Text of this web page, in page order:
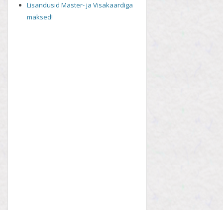
Lisandusid Master- ja Visakaardiga
maksed!